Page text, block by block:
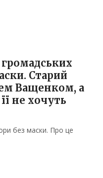
Старий
Ващенком, а
не хочуть
без маски. Про це